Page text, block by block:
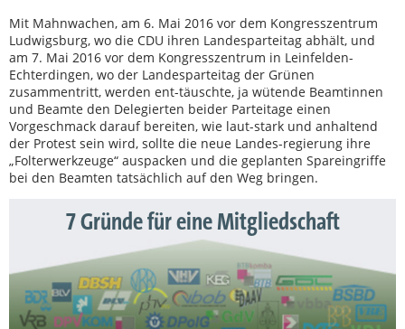
Mit Mahnwachen, am 6. Mai 2016 vor dem Kongresszentrum
Ludwigsburg, wo die CDU ihren Landesparteitag abhält, und
am 7. Mai 2016 vor dem Kongresszentrum in Leinfelden-
Echterdingen, wo der Landesparteitag der Grünen
zusammentritt, werden ent-täuschte, ja wütende Beamtinnen
und Beamte den Delegierten beider Parteitage einen
Vorgeschmack darauf bereiten, wie laut-stark und anhaltend
der Protest sein wird, sollte die neue Landes-regierung ihre
„Folterwerkzeuge“ auspacken und die geplanten Spareingriffe
bei den Beamten tatsächlich auf den Weg bringen.
7 Gründe für eine Mitgliedschaft